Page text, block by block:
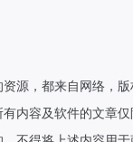
资源，都来自网络，
内容及软件的文章仅